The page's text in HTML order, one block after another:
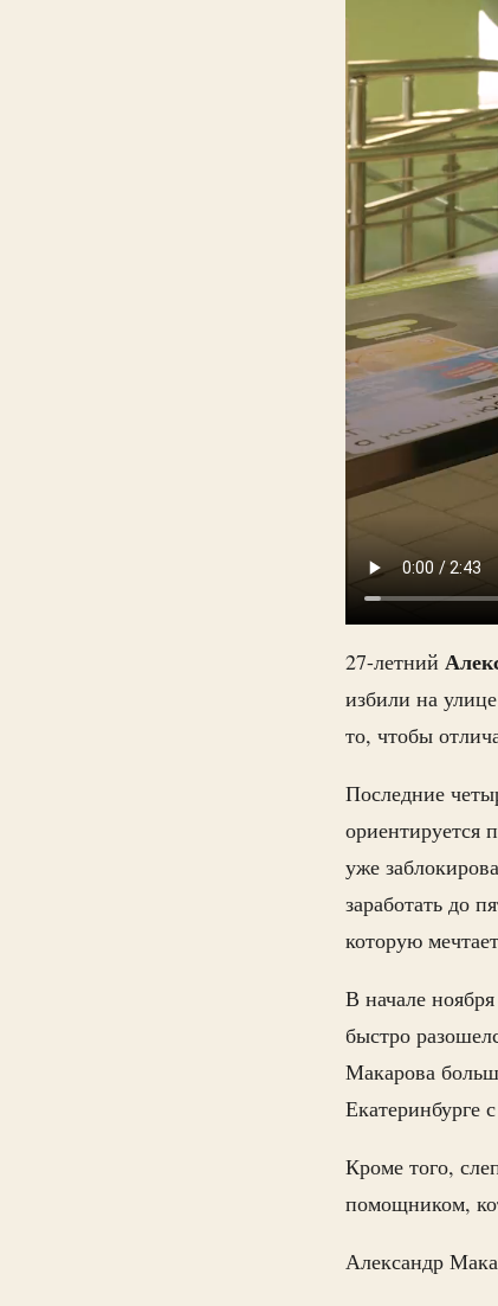
27-летний
избили на
то, чтобы
Последние
ориентируется
уже
заработать до
которую
В начале
быстро
Макарова
Екатеринбурге
Кроме того,
помощником,
Александр